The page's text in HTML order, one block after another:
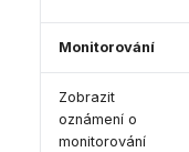
Monitorování
Zobrazit
oznámení o
monitorování